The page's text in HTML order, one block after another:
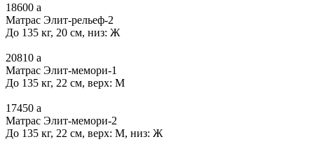
18600 a
Матрас Элит-рельеф-2
До 135 кг, 20 см, низ: Ж
20810 a
Матрас Элит-мемори-1
До 135 кг, 22 см, верх: М
17450 a
Матрас Элит-мемори-2
До 135 кг, 22 см, верх: М, низ: Ж